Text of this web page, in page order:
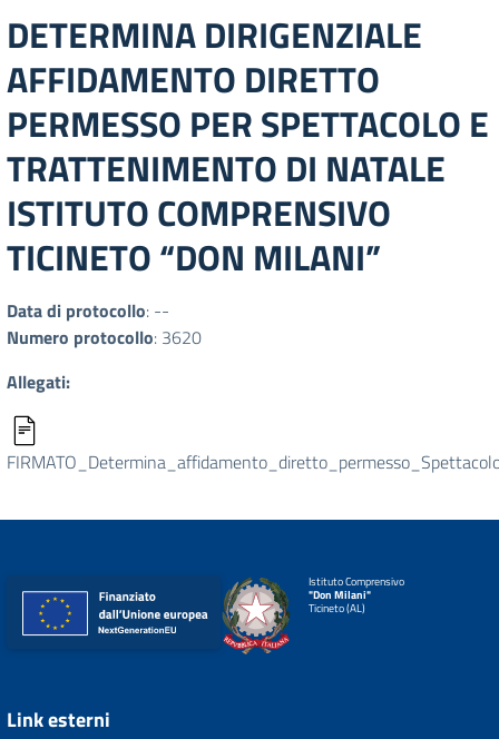
DETERMINA DIRIGENZIALE
AFFIDAMENTO DIRETTO
PERMESSO PER SPETTACOLO E
TRATTENIMENTO DI NATALE
ISTITUTO COMPRENSIVO
TICINETO “DON MILANI”
Data di protocollo: --
Numero protocollo: 3620
Allegati:
Istituto Comprensivo
"Don Milani"
Ticineto (AL)
Link esterni